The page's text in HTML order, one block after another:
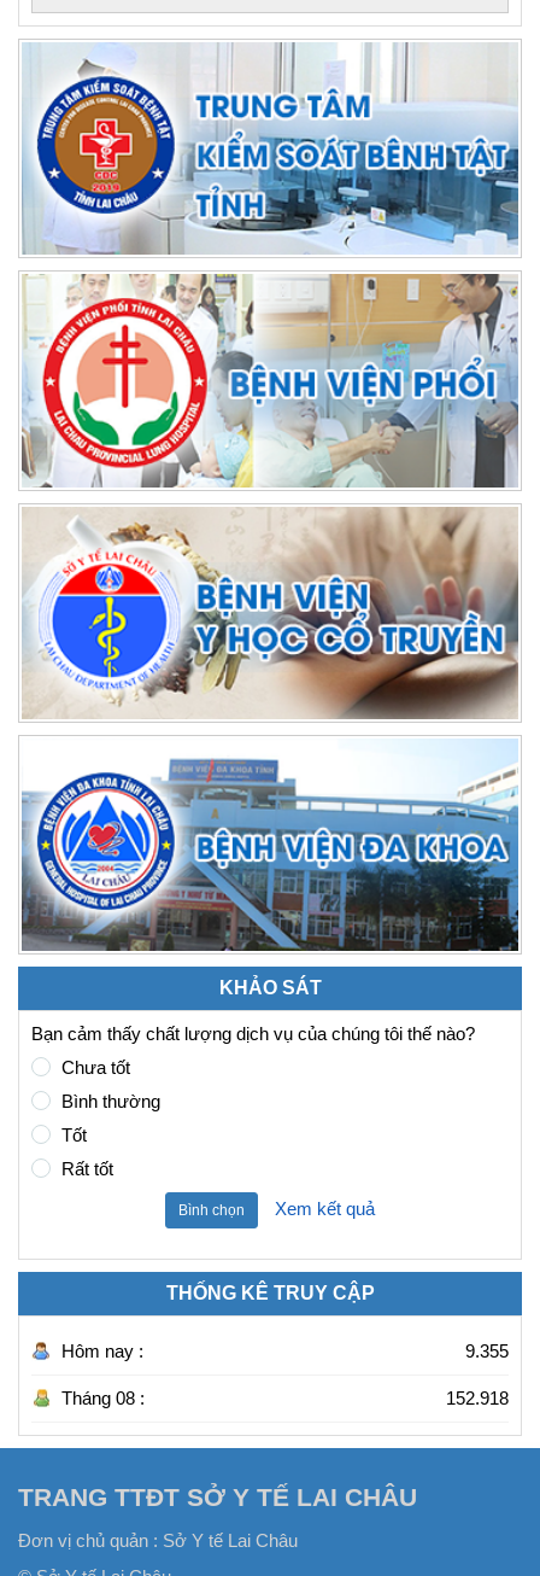
KHẢO SÁT
Bạn cảm thấy chất lượng dịch vụ của chúng tôi thế nào?
Chưa tốt
Bình thường
Tốt
Rất tốt
Bình chọn Xem kết quả
THỐNG KÊ TRUY CẬP
Hôm nay : 9.355
Tháng 08 : 152.918
TRANG TTĐT SỞ Y TẾ LAI CHÂU
Đơn vị chủ quản : Sở Y tế Lai Châu